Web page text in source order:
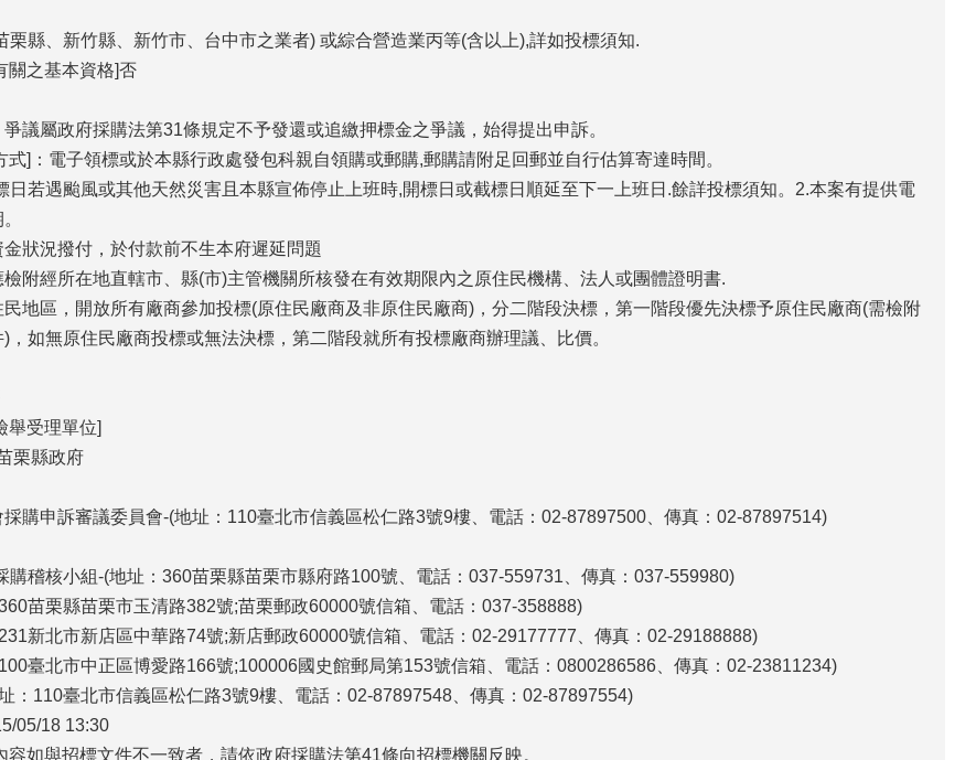
栗縣、新竹縣、新竹市、台中市之業者) 或綜合營造業丙等(含以上),詳如投標須知.
關之基本資格]否
議屬政府採購法第31條規定不予發還或追繳押標金之爭議，始得提出申訴。
式]：電子領標或於本縣行政處發包科親自領購或郵購,郵購請附足回郵並自行估算寄達時間。
日若遇颱風或其他天然災害且本縣宣佈停止上班時,開標日或截標日順延至下一上班日.餘詳投標須知。2.本案有提供電
狀況撥付，於付款前不生本府遲延問題
附經所在地直轄市、縣(市)主管機關所核發在有效期限內之原住民機構、法人或團體證明書.
地區，開放所有廠商參加投標(原住民廠商及非原住民廠商)，分二階段決標，第一階段優先決標予原住民廠商(需檢附
，如無原住民廠商投標或無法決標，第二階段就所有投標廠商辦理議、比價。
舉受理單位]
栗縣政府
購申訴審議委員會-(地址：110臺北市信義區松仁路3號9樓、電話：02-87897500、傳真：02-87897514)
購稽核小組-(地址：360苗栗縣苗栗市縣府路100號、電話：037-559731、傳真：037-559980)
苗栗縣苗栗市玉清路382號;苗栗郵政60000號信箱、電話：037-358888)
新北市新店區中華路74號;新店郵政60000號信箱、電話：02-29177777、傳真：02-29188888)
臺北市中正區博愛路166號;100006國史館郵局第153號信箱、電話：0800286586、傳真：02-23811234)
：110臺北市信義區松仁路3號9樓、電話：02-87897548、傳真：02-87897554)
05/18 13:30
如與招標文件不一致者，請依政府採購法第41條向招標機關反映。